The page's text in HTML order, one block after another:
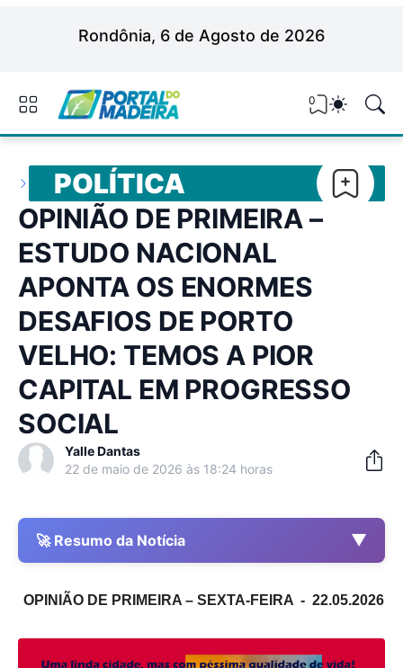
Rondônia, 6 de Agosto de 2026
0
POLÍTICA
OPINIÃO DE PRIMEIRA –
ESTUDO NACIONAL
APONTA OS ENORMES
DESAFIOS DE PORTO
VELHO: TEMOS A PIOR
CAPITAL EM PROGRESSO
SOCIAL
Yalle Dantas
22 de maio de 2026 às 18:24 horas
🚀 Resumo da Notícia ▼
OPINIÃO DE PRIMEIRA – SEXTA-FEIRA - 22.05.2026